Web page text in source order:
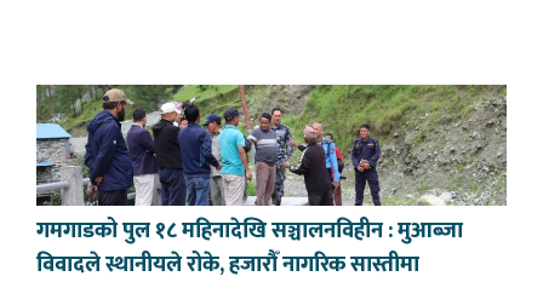
गमगाडको पुल १८ महिनादेखि सञ्चालनविहीन : मुआब्जा
विवादले स्थानीयले रोके, हजारौँ नागरिक सास्तीमा